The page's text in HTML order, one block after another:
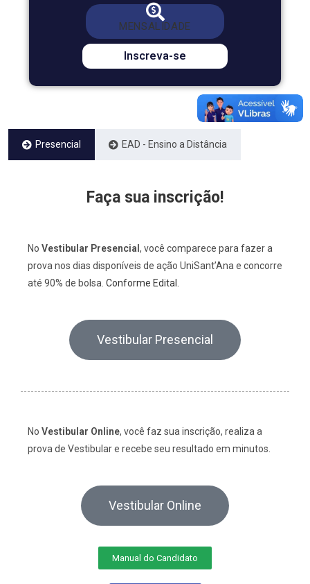
MENSALIDADE
DER$ 758,00 POR *R$
379,00
*Valor com 50% de bolsa
Inscreva-se
Presencial EAD - Ensino a Distância
Faça sua inscrição!
No Vestibular Presencial , você comparece para fazer a
prova nos dias disponíveis de ação UniSant’Ana e concorre
até 90% de bolsa. Conforme Edital.
Vestibular Presencial
No Vestibular Online, você faz sua inscrição, realiza a
prova de Vestibular e recebe seu resultado em minutos.
Vestibular Online
Manual do Candidato